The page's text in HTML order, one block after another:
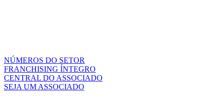
NÚMEROS DO SETOR
FRANCHISING ÍNTEGRO
CENTRAL DO ASSOCIADO
SEJA UM ASSOCIADO